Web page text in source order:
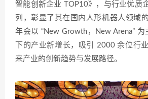
智能创新企业 TOP10》，与行业优质
列，彰显了其在国内人形机器人领域
年会以 “New Growth，New Arena”
下的产业新增长，吸引 2000 余位行
来产业的创新趋势与发展路径。